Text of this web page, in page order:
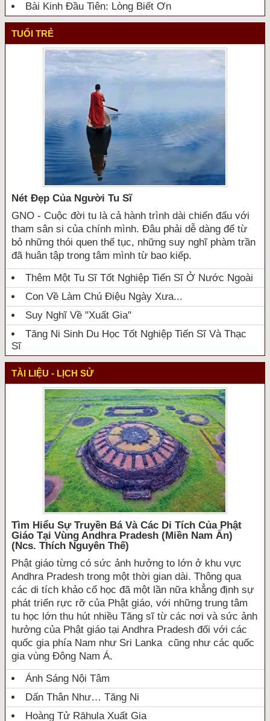
Bài Kinh Đầu Tiên: Lòng Biết Ơn
TUỔI TRẺ
Nét Đẹp Của Người Tu Sĩ
GNO - Cuộc đời tu là cả hành trình dài chiến đấu với
tham sân si của chính mình. Đâu phải dễ dàng để từ
bỏ những thói quen thế tục, những suy nghĩ phàm trần
đã huân tập trong tâm mình từ bao kiếp.
Thêm Một Tu Sĩ Tốt Nghiệp Tiến Sĩ Ở Nước Ngoài
Con Về Làm Chú Điệu Ngày Xưa...
Suy Nghĩ Về "xuất Gia"
Tăng Ni Sinh Du Học Tốt Nghiệp Tiến Sĩ Và Thạc
Sĩ
TÀI LIỆU - LỊCH SỬ
Tìm Hiểu Sự Truyền Bá Và Các Di Tích Của Phật
Giáo Tại Vùng Andhra Pradesh (miền Nam Ấn)
(ncs. Thích Nguyên Thế)
Phật giáo từng có sức ảnh hưởng to lớn ở khu vực
Andhra Pradesh trong một thời gian dài. Thông qua
các di tích khảo cổ học đã một lần nữa khẳng định sự
phát triển rực rỡ của Phật giáo, với những trung tâm
tu học lớn thu hút nhiều Tăng sĩ từ các nơi và sức ảnh
hưởng của Phật giáo tại Andhra Pradesh đối với các
quốc gia phía Nam như Sri Lanka cũng như các quốc
gia vùng Đông Nam Á.
Ánh Sáng Nội Tâm
Dấn Thân Như… Tăng Ni
Hoàng Tử Rāhula Xuất Gia